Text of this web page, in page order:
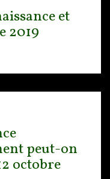
et
2019
peut-on
octobre